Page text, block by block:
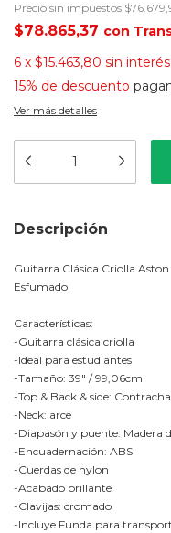
Precio sin impuestos
$78.865,37 con
6 x $15.463,80 sin interés
15% de descuento
Ver más detalles
Descripción
Guitarra Clásica Criolla
Esfumado
Características:
-Guitarra clásica criolla
-Ideal para estudiantes
-Tamaño: 39" / 99,06cm
-Top & Back & side:
-Neck: arce
-Diapasón y puente: Madera
-Encuadernación: ABS
-Cuerdas de nylon
-Acabado brillante
-Clavijas: cromado
-Incluye Funda para